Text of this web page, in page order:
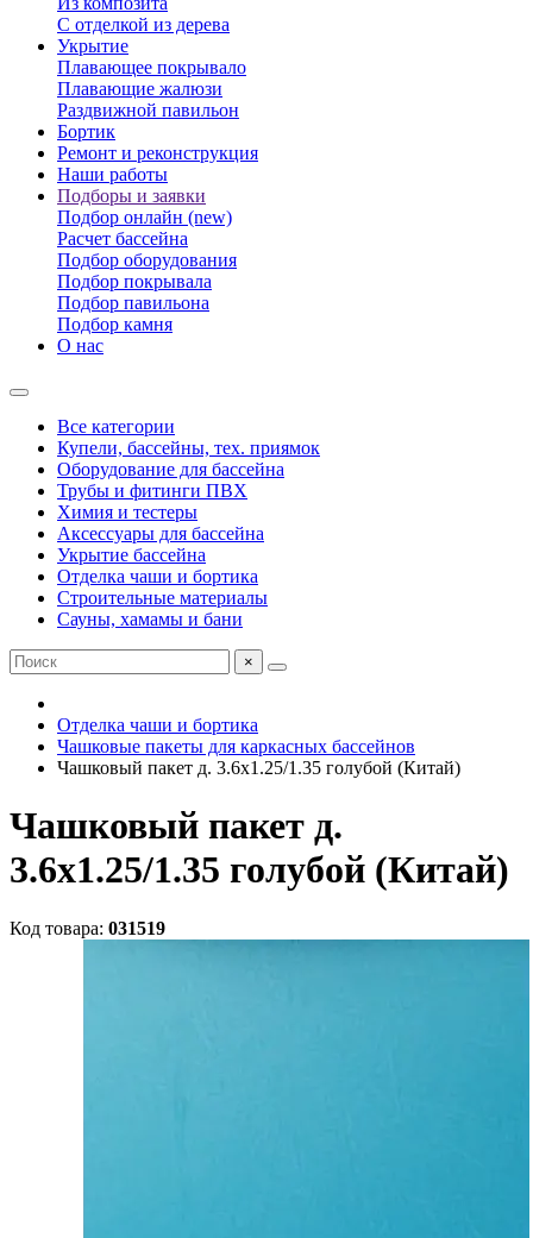
С отделкой из дерева
Укрытие
Плавающее покрывало
Плавающие жалюзи
Раздвижной павильон
Бортик
Ремонт и реконструкция
Наши работы
Подборы и заявки
Подбор онлайн (new)
Расчет бассейна
Подбор оборудования
Подбор покрывала
Подбор павильона
Подбор камня
О нас
Все категории
Купели, бассейны, тех. приямок
Оборудование для бассейна
Трубы и фитинги ПВХ
Химия и тестеры
Аксессуары для бассейна
Укрытие бассейна
Отделка чаши и бортика
Строительные материалы
Сауны, хамамы и бани
×
Отделка чаши и бортика
Чашковые пакеты для каркасных бассейнов
Чашковый пакет д. 3.6х1.25/1.35 голубой (Китай)
Чашковый пакет д.
3.6х1.25/1.35 голубой (Китай)
Код товара: 031519